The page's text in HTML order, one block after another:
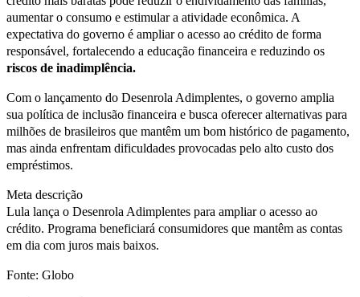
aumentar o consumo e estimular a atividade econômica. A
expectativa do governo é ampliar o acesso ao crédito de forma
responsável, fortalecendo a educação financeira e reduzindo os
riscos de inadimplência.
Com o lançamento do Desenrola Adimplentes, o governo amplia
sua política de inclusão financeira e busca oferecer alternativas para
milhões de brasileiros que mantêm um bom histórico de pagamento,
mas ainda enfrentam dificuldades provocadas pelo alto custo dos
empréstimos.
Meta descrição
Lula lança o Desenrola Adimplentes para ampliar o acesso ao
crédito. Programa beneficiará consumidores que mantêm as contas
em dia com juros mais baixos.
Fonte: Globo